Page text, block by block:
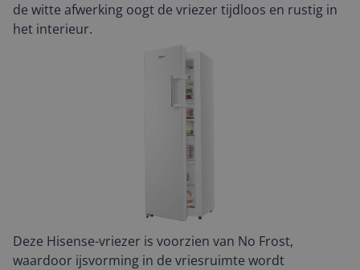
de witte afwerking oogt de vriezer tijdloos en rustig in
het interieur.
Deze Hisense-vriezer is voorzien van No Frost,
waardoor ijsvorming in de vriesruimte wordt